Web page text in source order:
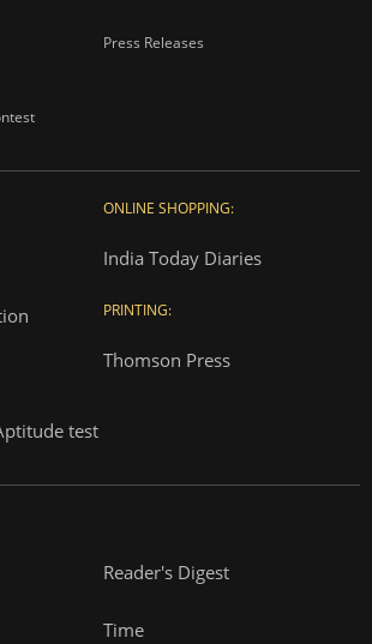
Press Releases
test
ONLINE SHOPPING:
India Today Diaries
PRINTING:
Thomson Press
Reader's Digest
Time